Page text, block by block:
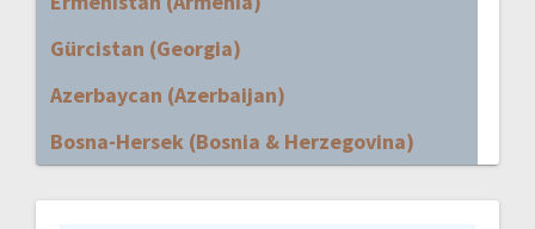
Gürcistan (Georgia)
Azerbaycan (Azerbaijan)
Bosna-Hersek (Bosnia & Herzegovina)